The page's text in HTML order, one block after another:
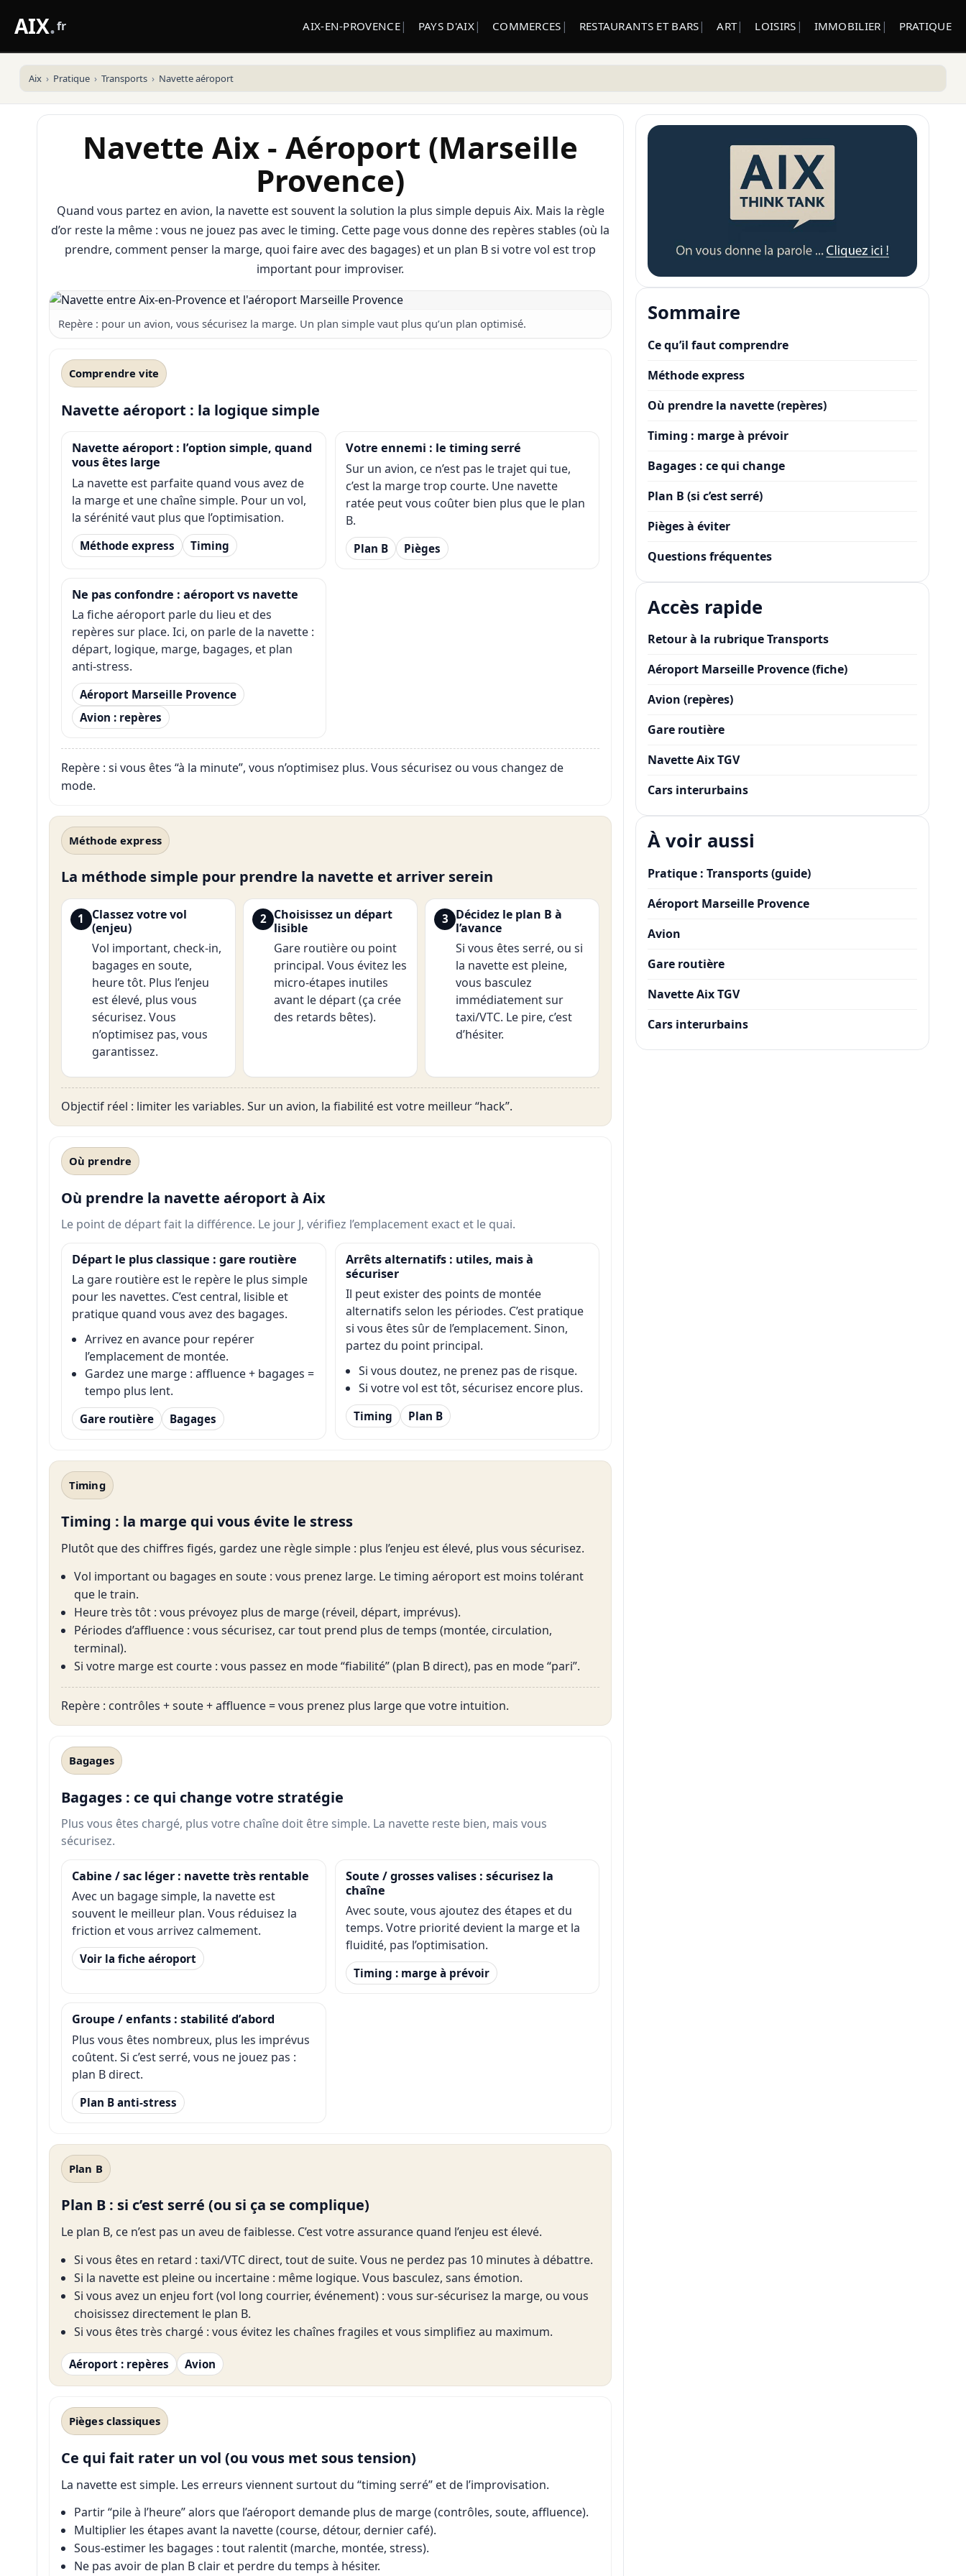
AIX.fr AIX-EN-PROVENCE PAYS D'AIX COMMERCES RESTAURANTS ET BARS ART LOISIRS IMMOBILIER PRATIQUE
Aix Pratique Transports Navette aéroport
Navette Aix - Aéroport (Marseille
Provence)
Quand vous partez en avion, la navette est souvent la solution la plus simple depuis Aix. Mais la règle
d’or reste la même : vous ne jouez pas avec le timing. Cette page vous donne des repères stables (où la
prendre, comment penser la marge, quoi faire avec des bagages) et un plan B si votre vol est trop
important pour improviser.
Repère : pour un avion, vous sécurisez la marge. Un plan simple vaut plus qu’un plan optimisé.
Comprendre vite
Navette aéroport : la logique simple
Navette aéroport : l’option simple, quand
vous êtes large
La navette est parfaite quand vous avez de
la marge et une chaîne simple. Pour un vol,
la sérénité vaut plus que l’optimisation.
Méthode express Timing
Votre ennemi : le timing serré
Sur un avion, ce n’est pas le trajet qui tue,
c’est la marge trop courte. Une navette
ratée peut vous coûter bien plus que le plan
B.
Plan B Pièges
Ne pas confondre : aéroport vs navette
La fiche aéroport parle du lieu et des
repères sur place. Ici, on parle de la navette :
départ, logique, marge, bagages, et plan
anti-stress.
Aéroport Marseille Provence
Avion : repères
Repère : si vous êtes “à la minute”, vous n’optimisez plus. Vous sécurisez ou vous changez de
mode.
Méthode express
La méthode simple pour prendre la navette et arriver serein
1
Classez votre vol
(enjeu)
Vol important, check-in,
bagages en soute,
heure tôt. Plus l’enjeu
est élevé, plus vous
sécurisez. Vous
n’optimisez pas, vous
garantissez.
2 Choisissez un départ
lisible
Gare routière ou point
principal. Vous évitez les
micro-étapes inutiles
avant le départ (ça crée
des retards bêtes).
3 Décidez le plan B à
l’avance
Si vous êtes serré, ou si
la navette est pleine,
vous basculez
immédiatement sur
taxi/VTC. Le pire, c’est
d’hésiter.
Objectif réel : limiter les variables. Sur un avion, la fiabilité est votre meilleur “hack”.
Où prendre
Où prendre la navette aéroport à Aix
Le point de départ fait la différence. Le jour J, vérifiez l’emplacement exact et le quai.
Départ le plus classique : gare routière
La gare routière est le repère le plus simple
pour les navettes. C’est central, lisible et
pratique quand vous avez des bagages.
Arrivez en avance pour repérer
l’emplacement de montée.
Gardez une marge : affluence + bagages =
tempo plus lent.
Gare routière Bagages
Arrêts alternatifs : utiles, mais à
sécuriser
Il peut exister des points de montée
alternatifs selon les périodes. C’est pratique
si vous êtes sûr de l’emplacement. Sinon,
partez du point principal.
Si vous doutez, ne prenez pas de risque.
Si votre vol est tôt, sécurisez encore plus.
Timing Plan B
Timing
Timing : la marge qui vous évite le stress
Plutôt que des chiffres figés, gardez une règle simple : plus l’enjeu est élevé, plus vous sécurisez.
Vol important ou bagages en soute : vous prenez large. Le timing aéroport est moins tolérant
que le train.
Heure très tôt : vous prévoyez plus de marge (réveil, départ, imprévus).
Périodes d’affluence : vous sécurisez, car tout prend plus de temps (montée, circulation,
terminal).
Si votre marge est courte : vous passez en mode “fiabilité” (plan B direct), pas en mode “pari”.
Repère : contrôles + soute + affluence = vous prenez plus large que votre intuition.
Bagages
Bagages : ce qui change votre stratégie
Plus vous êtes chargé, plus votre chaîne doit être simple. La navette reste bien, mais vous
sécurisez.
Cabine / sac léger : navette très rentable
Avec un bagage simple, la navette est
souvent le meilleur plan. Vous réduisez la
friction et vous arrivez calmement.
Voir la fiche aéroport
Soute / grosses valises : sécurisez la
chaîne
Avec soute, vous ajoutez des étapes et du
temps. Votre priorité devient la marge et la
fluidité, pas l’optimisation.
Timing : marge à prévoir
Groupe / enfants : stabilité d’abord
Plus vous êtes nombreux, plus les imprévus
coûtent. Si c’est serré, vous ne jouez pas :
plan B direct.
Plan B anti-stress
Plan B
Plan B : si c’est serré (ou si ça se complique)
Le plan B, ce n’est pas un aveu de faiblesse. C’est votre assurance quand l’enjeu est élevé.
Si vous êtes en retard : taxi/VTC direct, tout de suite. Vous ne perdez pas 10 minutes à débattre.
Si la navette est pleine ou incertaine : même logique. Vous basculez, sans émotion.
Si vous avez un enjeu fort (vol long courrier, événement) : vous sur-sécurisez la marge, ou vous
choisissez directement le plan B.
Si vous êtes très chargé : vous évitez les chaînes fragiles et vous simplifiez au maximum.
Aéroport : repères Avion
Pièges classiques
Ce qui fait rater un vol (ou vous met sous tension)
La navette est simple. Les erreurs viennent surtout du “timing serré” et de l’improvisation.
Partir “pile à l’heure” alors que l’aéroport demande plus de marge (contrôles, soute, affluence).
Multiplier les étapes avant la navette (course, détour, dernier café).
Sous-estimer les bagages : tout ralentit (marche, montée, stress).
Ne pas avoir de plan B clair et perdre du temps à hésiter.
Sommaire
Ce qu’il faut comprendre
Méthode express
Où prendre la navette (repères)
Timing : marge à prévoir
Bagages : ce qui change
Plan B (si c’est serré)
Pièges à éviter
Questions fréquentes
Accès rapide
Retour à la rubrique Transports
Aéroport Marseille Provence (fiche)
Avion (repères)
Gare routière
Navette Aix TGV
Cars interurbains
À voir aussi
Pratique : Transports (guide)
Aéroport Marseille Provence
Avion
Gare routière
Navette Aix TGV
Cars interurbains